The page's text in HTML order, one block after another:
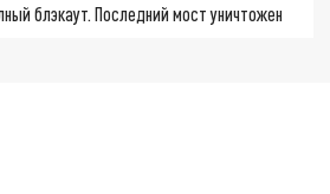
блэкаут. Последний мост уничтожен